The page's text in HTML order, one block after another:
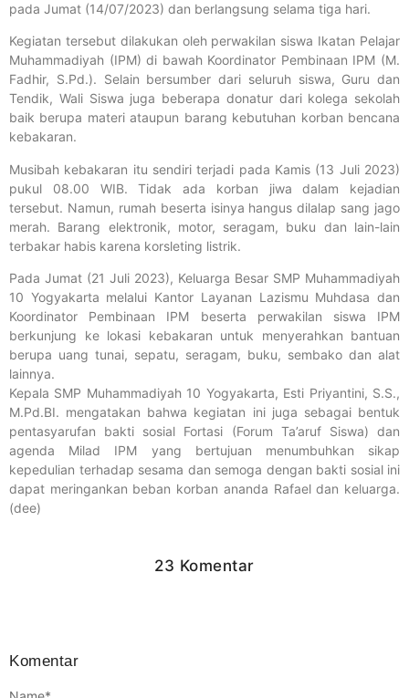
pada Jumat (14/07/2023) dan berlangsung selama tiga hari.
Kegiatan tersebut dilakukan oleh perwakilan siswa Ikatan Pelajar
Muhammadiyah (IPM) di bawah Koordinator Pembinaan IPM (M.
Fadhir, S.Pd.). Selain bersumber dari seluruh siswa, Guru dan
Tendik, Wali Siswa juga beberapa donatur dari kolega sekolah
baik berupa materi ataupun barang kebutuhan korban bencana
kebakaran.
Musibah kebakaran itu sendiri terjadi pada Kamis (13 Juli 2023)
pukul 08.00 WIB. Tidak ada korban jiwa dalam kejadian
tersebut. Namun, rumah beserta isinya hangus dilalap sang jago
merah. Barang elektronik, motor, seragam, buku dan lain-lain
terbakar habis karena korsleting listrik.
Pada Jumat (21 Juli 2023), Keluarga Besar SMP Muhammadiyah
10 Yogyakarta melalui Kantor Layanan Lazismu Muhdasa dan
Koordinator Pembinaan IPM beserta perwakilan siswa IPM
berkunjung ke lokasi kebakaran untuk menyerahkan bantuan
berupa uang tunai, sepatu, seragam, buku, sembako dan alat
lainnya.
Kepala SMP Muhammadiyah 10 Yogyakarta, Esti Priyantini, S.S.,
M.Pd.BI. mengatakan bahwa kegiatan ini juga sebagai bentuk
pentasyarufan bakti sosial Fortasi (Forum Ta’aruf Siswa) dan
agenda Milad IPM yang bertujuan menumbuhkan sikap
kepedulian terhadap sesama dan semoga dengan bakti sosial ini
dapat meringankan beban korban ananda Rafael dan keluarga.
(dee)
23 Komentar
Komentar